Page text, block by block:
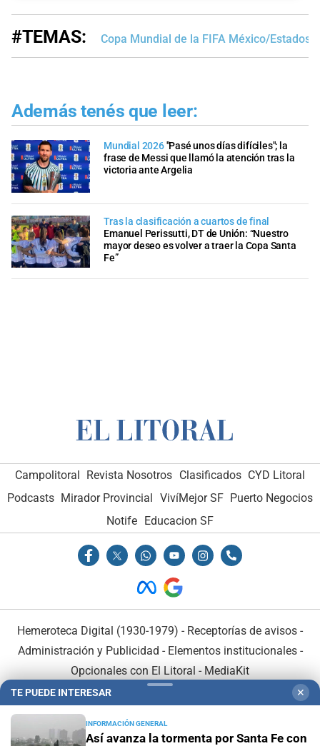
#TEMAS: Copa Mundial de la FIFA México/Estados
Además tenés que leer:
Mundial 2026"Pasé unos días difíciles"; la
frase de Messi que llamó la atención tras la
victoria ante Argelia
Tras la clasificación a cuartos de final
Emanuel Perissutti, DT de Unión: “Nuestro
mayor deseo es volver a traer la Copa Santa
Fe”
Campolitoral Revista Nosotros Clasificados CYD Litoral
Podcasts Mirador Provincial VivíMejor SF Puerto Negocios
Notife Educacion SF
Hemeroteca Digital (1930-1979) - Receptorías de avisos -
Administración y Publicidad - Elementos institucionales-
Opcionales con El Litoral - MediaKit
TE PUEDE INTERESAR ✕
INFORMACIÓN GENERAL
Así avanza la tormenta por Santa Fe con